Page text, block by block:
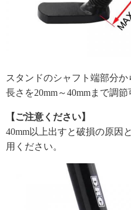
スタンドのシャフト端部分
長さを20mm～40mmまで調節
【ご注意ください】
40mm以上出すと破損の原因
用ください。